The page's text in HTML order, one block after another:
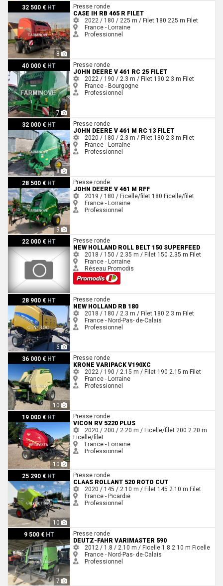
32 500 € HT
8
Case IH RB 465 R FILET
Presse ronde
CASE IH RB 465 R FILET
2022 / 180 / 225 m / Filet 180 225 m Filet
France - Lorraine
Professionnel
40 000 € HT
7
John Deere V 461 RC 25 FILETPresse ronde
JOHN DEERE V 461 RC 25 FILET
2022 / 190 / 2.3 m / Filet 190 2.3 m Filet
France - Bourgogne
Professionnel
32 000 € HT
8
John Deere V 461 M RC 13 FILET
Presse ronde
JOHN DEERE V 461 M RC 13 FILET
2020 / 180 / 2.3 m / Filet 180 2.3 m Filet
France - Lorraine
Professionnel
28 500 € HT
9
John Deere V 461 M RFFPresse ronde
JOHN DEERE V 461 M RFF
2019 / 180 / Ficelle/filet 180 Ficelle/filet
France - Lorraine
Professionnel
22 000 € HT
New Holland Roll Belt 150 Superfeed
Presse ronde
NEW HOLLAND ROLL BELT 150 SUPERFEED
2018 / 150 / 2.35 m / Filet 150 2.35 m Filet
France - Lorraine
Réseau Promodis
28 900 € HT
6
New Holland RB 180
Presse ronde
NEW HOLLAND RB 180
2018 / 180 / 2.3 m / Filet 180 2.3 m Filet
France - Nord-Pas- de-Calais
Professionnel
36 000 € HT
10
Krone Varipack V190XC
Presse ronde
KRONE VARIPACK V190XC
2022 / 190 / 2.15 m / Filet 190 2.15 m Filet
France - Lorraine
Professionnel
19 000 € HT
10
Vicon RV 5220 Plus
Presse ronde
VICON RV 5220 PLUS
2020 / 200 / 2.20 m / Ficelle/filet 200 2.20 m
Ficelle/filet
France - Lorraine
Professionnel
25 290 € HT
10
Claas Rollant 520 roto cutPresse ronde
CLAAS ROLLANT 520 ROTO CUT
2020 / 145 / 2.10 m / Filet 145 2.10 m Filet
France - Picardie
Professionnel
9 500 € HT
7
Deutz-Fahr Varimaster 590Presse ronde
DEUTZ-FAHR VARIMASTER 590
2012 / 1.8 / 2.10 m / Ficelle 1.8 2.10 m Ficelle
France - Nord-Pas- de-Calais
Professionnel